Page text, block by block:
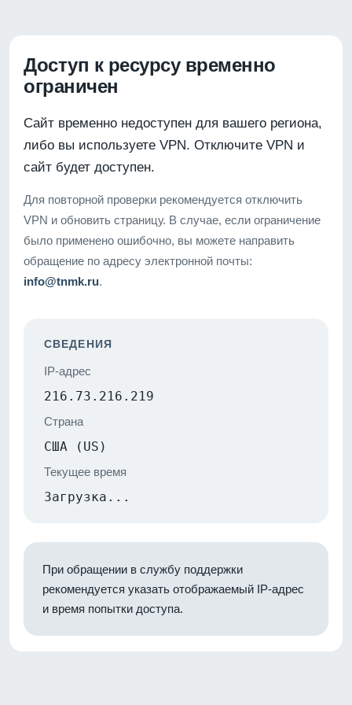
Доступ к ресурсу временно
ограничен
Сайт временно недоступен для вашего региона,
либо вы используете VPN. Отключите VPN и
сайт будет доступен.
Для повторной проверки рекомендуется отключить
VPN и обновить страницу. В случае, если ограничение
было применено ошибочно, вы можете направить
обращение по адресу электронной почты:
info@tnmk.ru.
СВЕДЕНИЯ
IP-адрес
216.73.216.219
Страна
США (US)
Текущее время
Загрузка...
При обращении в службу поддержки
рекомендуется указать отображаемый IP-адрес
и время попытки доступа.